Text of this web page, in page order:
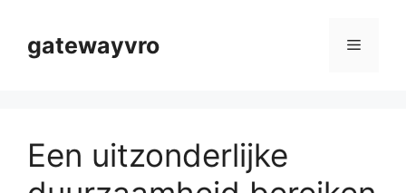
gatewayvro Menu
Een uitzonderlijke